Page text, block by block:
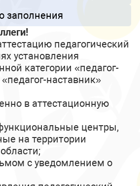
заполнения
педагогический
установления
категории «педагог-
наставник»
в аттестационную
центры,
на территории
с уведомлением о